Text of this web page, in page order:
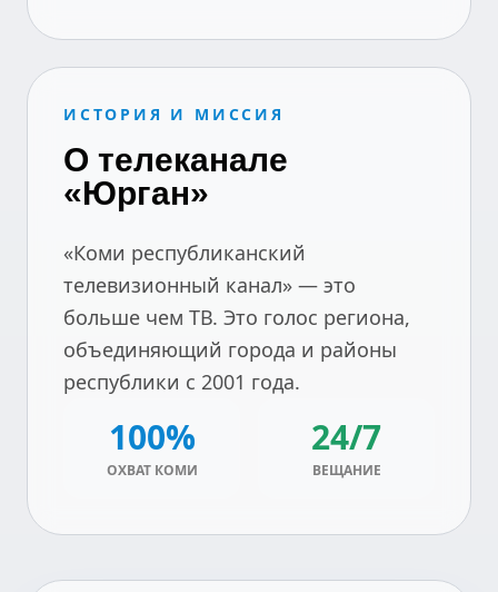
ИСТОРИЯ И МИССИЯ
О телеканале
«Юрган»
«Коми республиканский
телевизионный канал» — это
больше чем ТВ. Это голос региона,
объединяющий города и районы
республики с 2001 года.
100%
ОХВАТ КОМИ
24/7
ВЕЩАНИЕ